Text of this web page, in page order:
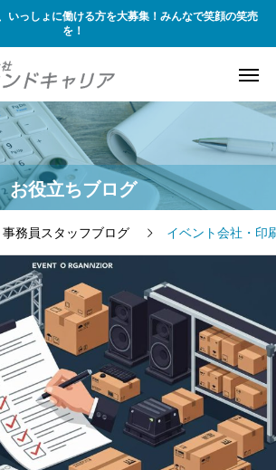
いっしょに働ける方を大募集！みんなで笑顔の笑売
を！
お役立ちブログ
事務員スタッフブログ イベント会社・印